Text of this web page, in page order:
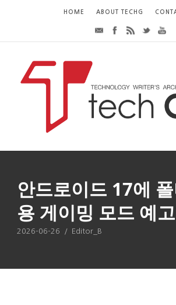
HOME ABOUT TECHG
안드로이드 17에
용 게이밍 모드 예
2026-06-26 / Editor_B